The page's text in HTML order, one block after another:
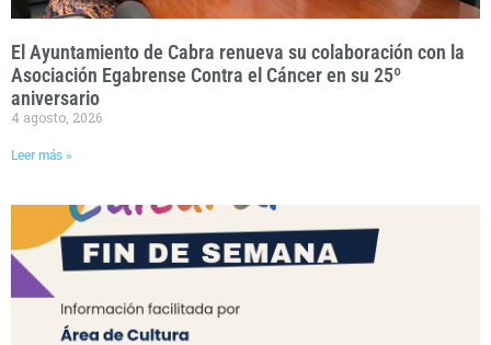
El Ayuntamiento de Cabra renueva su colaboración con la
Asociación Egabrense Contra el Cáncer en su 25º
aniversario
4 agosto, 2026
Leer más »